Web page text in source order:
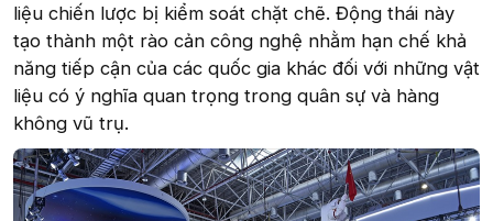
liệu chiến lược bị kiểm soát chặt chẽ. Động thái này
tạo thành một rào cản công nghệ nhằm hạn chế khả
năng tiếp cận của các quốc gia khác đối với những vật
liệu có ý nghĩa quan trọng trong quân sự và hàng
không vũ trụ.